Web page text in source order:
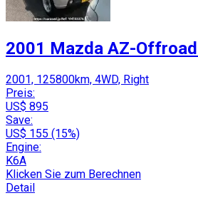
2001 Mazda AZ-
2001, 125800km, 4WD, Right
Preis:
US$ 895
Save:
US$ 155 (15%)
Engine:
K6A
Klicken Sie zum Berechnen
Detail